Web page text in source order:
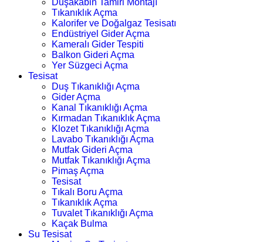
Duşakabin Tamiri Montajı
Tıkanıklık Açma
Kalorifer ve Doğalgaz Tesisatı
Endüstriyel Gider Açma
Kameralı Gider Tespiti
Balkon Gideri Açma
Yer Süzgeci Açma
Tesisat
Duş Tıkanıklığı Açma
Gider Açma
Kanal Tıkanıklığı Açma
Kırmadan Tıkanıklık Açma
Klozet Tıkanıklığı Açma
Lavabo Tıkanıklığı Açma
Mutfak Gideri Açma
Mutfak Tıkanıklığı Açma
Pimaş Açma
Tesisat
Tıkalı Boru Açma
Tıkanıklık Açma
Tuvalet Tıkanıklığı Açma
Kaçak Bulma
Su Tesisat